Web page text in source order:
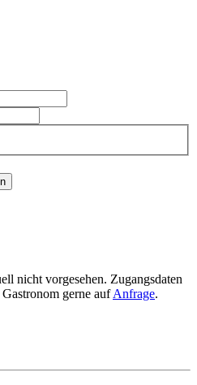
nicht vorgesehen. Zugangsdaten
gerne aufAnfrage.